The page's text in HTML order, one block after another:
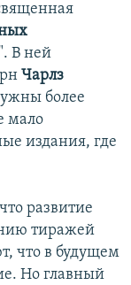
". В ней
Чарлз
более
мало
издания, где
развитие
тиражей
что в будущем
Но главный